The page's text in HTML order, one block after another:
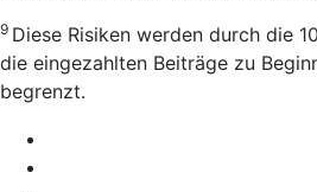
9 Diese Risiken werden durch die
die eingezahlten Beiträge zu
begrenzt.